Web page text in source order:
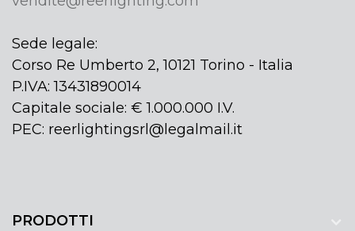
Sede legale:
Corso Re Umberto 2, 10121 Torino - Italia
P.IVA: 13431890014
Capitale sociale: € 1.000.000 I.V.
PEC: reerlightingsrl@legalmail.it
PRODOTTI